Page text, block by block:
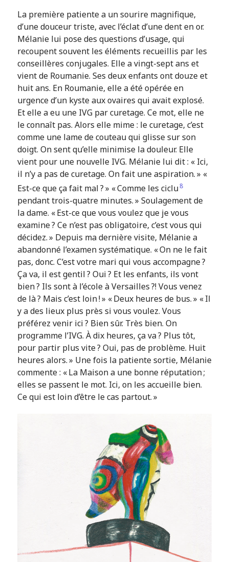
La première patiente a un sourire magnifique,
d’une douceur triste, avec l’éclat d’une dent en or.
Mélanie lui pose des questions d’usage, qui
recoupent souvent les éléments recueillis par les
conseillères conjugales. Elle a vingt-sept ans et
vient de Roumanie. Ses deux enfants ont douze et
huit ans. En Roumanie, elle a été opérée en
urgence d’un kyste aux ovaires qui avait explosé.
Et elle a eu une IVG par curetage. Ce mot, elle ne
le connaît pas. Alors elle mime : le curetage, c’est
comme une lame de couteau qui glisse sur son
doigt. On sent qu’elle minimise la douleur. Elle
vient pour une nouvelle IVG. Mélanie lui dit : « Ici,
il n’y a pas de curetage. On fait une aspiration. » «
Est-ce que ça fait mal ? » « Comme les ciclu8
pendant trois-quatre minutes. » Soulagement de
la dame. « Est-ce que vous voulez que je vous
examine ? Ce n’est pas obligatoire, c’est vous qui
décidez. » Depuis ma dernière visite, Mélanie a
abandonné l’examen systématique. « On ne le fait
pas, donc. C’est votre mari qui vous accompagne ?
Ça va, il est gentil ? Oui ? Et les enfants, ils vont
bien ? Ils sont à l’école à Versailles ?! Vous venez
de là ? Mais c’est loin ! » « Deux heures de bus. » « Il
y a des lieux plus près si vous voulez. Vous
préférez venir ici ? Bien sûr. Très bien. On
programme l’IVG. À dix heures, ça va ? Plus tôt,
pour partir plus vite ? Oui, pas de problème. Huit
heures alors. » Une fois la patiente sortie, Mélanie
commente : « La Maison a une bonne réputation ;
elles se passent le mot. Ici, on les accueille bien.
Ce qui est loin d’être le cas partout. »